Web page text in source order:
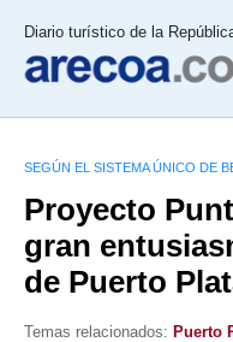
Diario turístico de la
SEGÚN EL SISTEMA ÚNICO DE
Proyecto
gran
de Puerto
Temas relacionados: Puerto